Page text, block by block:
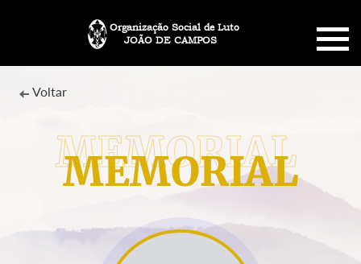
JOÃO DE CAMPOS
Organização Social de Luto
SOBRE NÓS
PLANO FUNERÁRIO
MEMORIAL
Voltar